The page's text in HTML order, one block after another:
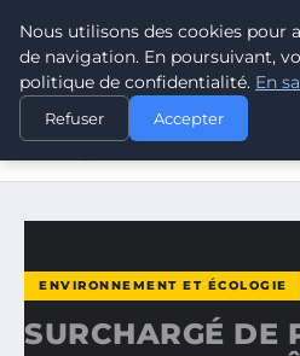
CLIMATE
ACCUEIL
ENVIRONNEMENT ET
SURCHARGÉ DE PUBLICITÉS
ENVIRONNEMENT ET ÉCOLOGIE
SURCHARGÉ DE
Nous utilisons des cookies pour
de navigation. En poursuivant,
politique de confidentialité. En
Refuser Accepter